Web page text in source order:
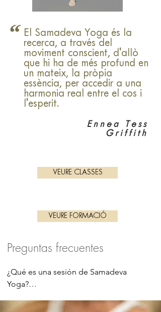
El Samadeva Yoga és la
recerca, a través del
moviment conscient, d'allò
que hi ha de més profund en
un mateix, la pròpia
essència, per accedir a una
harmonia real entre el cos i
l'esperit.
“
Ennea Tess
Griffith
VEURE CLASSES
VEURE FORMACIÓ
Preguntas frecuentes
¿Qué es una sesión de Samadeva
Yoga?
El Samadeva Yoga es un estilo de